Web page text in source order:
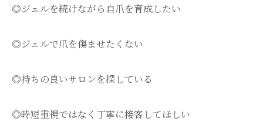
◎ジェルを続けながら自爪を育成したい
◎ジェルで爪を傷ませたくない
◎持ちの良いサロンを探している
◎時短重視ではなく丁寧に接客してほしい